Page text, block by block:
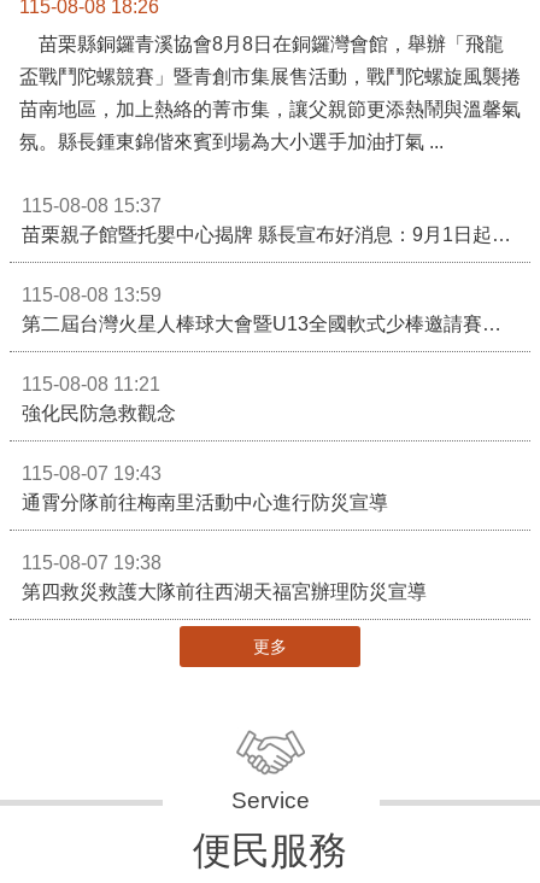
115-08-08 18:26
苗栗縣銅鑼青溪協會8月8日在銅鑼灣會館，舉辦「飛龍
盃戰鬥陀螺競賽」暨青創市集展售活動，戰鬥陀螺旋風襲捲
苗南地區，加上熱絡的菁市集，讓父親節更添熱鬧與溫馨氣
氛。縣長鍾東錦偕來賓到場為大小選手加油打氣 ...
115-08-08 15:37
苗栗親子館暨托嬰中心揭牌 縣長宣布好消息：9月1日起調降臨時托嬰費用
115-08-08 13:59
第二屆台灣火星人棒球大會暨U13全國軟式少棒邀請賽在苗栗舉辦
115-08-08 11:21
強化民防急救觀念
115-08-07 19:43
通霄分隊前往梅南里活動中心進行防災宣導
115-08-07 19:38
第四救災救護大隊前往西湖天福宮辦理防災宣導
更多
便民服務